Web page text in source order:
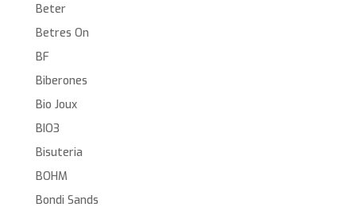
Beter
Betres On
BF
Biberones
Bio Joux
BIO3
Bisuteria
BOHM
Bondi Sands